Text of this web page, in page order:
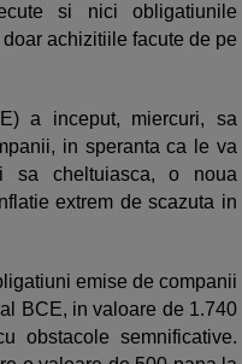
si nici obligatiunile
achizitiile facute de pe
a inceput, miercuri, sa
in speranta ca le va
sa cheltuiasca, o noua
extrem de scazuta in
emise de companii
BCE, in valoare de 1.740
obstacole semnificative.